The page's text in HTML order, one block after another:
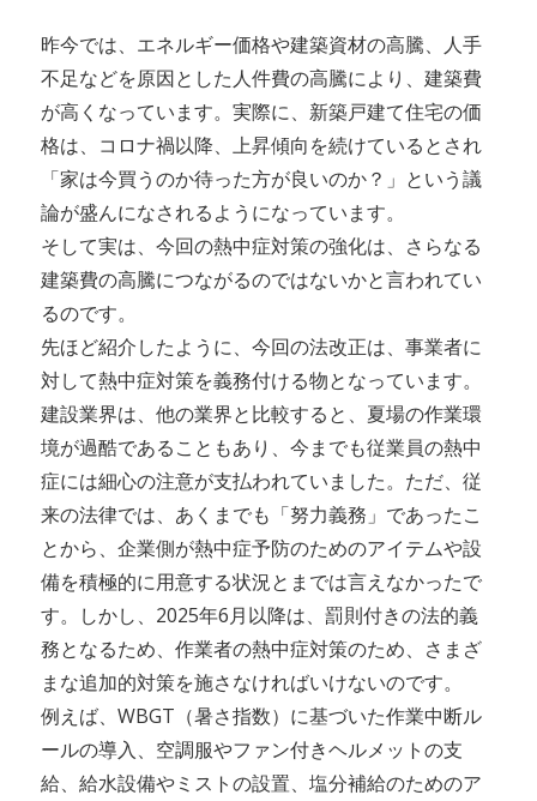
昨今では、エネルギー価格や建築資材の高騰、人手
不足などを原因とした人件費の高騰により、建築費
が高くなっています。実際に、新築戸建て住宅の価
格は、コロナ禍以降、上昇傾向を続けているとされ
「家は今買うのか待った方が良いのか？」という議
論が盛んになされるようになっています。
そして実は、今回の熱中症対策の強化は、さらなる
建築費の高騰につながるのではないかと言われてい
るのです。
先ほど紹介したように、今回の法改正は、事業者に
対して熱中症対策を義務付ける物となっています。
建設業界は、他の業界と比較すると、夏場の作業環
境が過酷であることもあり、今までも従業員の熱中
症には細心の注意が支払われていました。ただ、従
来の法律では、あくまでも「努力義務」であったこ
とから、企業側が熱中症予防のためのアイテムや設
備を積極的に用意する状況とまでは言えなかったで
す。しかし、2025年6月以降は、罰則付きの法的義
務となるため、作業者の熱中症対策のため、さまざ
まな追加的対策を施さなければいけないのです。
例えば、WBGT（暑さ指数）に基づいた作業中断ル
ールの導入、空調服やファン付きヘルメットの支
給、給水設備やミストの設置、塩分補給のためのア